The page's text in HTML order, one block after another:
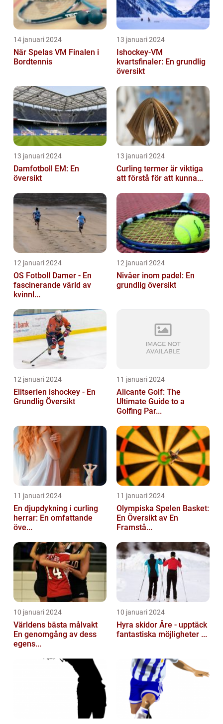
14 januari 2024
När Spelas VM Finalen i
Bordtennis
13 januari 2024
Ishockey-VM
kvartsfinaler: En grundlig
översikt
13 januari 2024
Damfotboll EM: En
översikt
13 januari 2024
Curling termer är viktiga
att förstå för att kunna...
12 januari 2024
OS Fotboll Damer - En
fascinerande värld av
kvinnl...
12 januari 2024
Nivåer inom padel: En
grundlig översikt
12 januari 2024
Elitserien ishockey - En
Grundlig Översikt
11 januari 2024
Alicante Golf: The
Ultimate Guide to a
Golfing Par...
11 januari 2024
En djupdykning i curling
herrar: En omfattande
öve...
11 januari 2024
Olympiska Spelen Basket:
En Översikt av En
Framstå...
10 januari 2024
Världens bästa målvakt
En genomgång av dess
egens...
10 januari 2024
Hyra skidor Åre - upptäck
fantastiska möjligheter ...